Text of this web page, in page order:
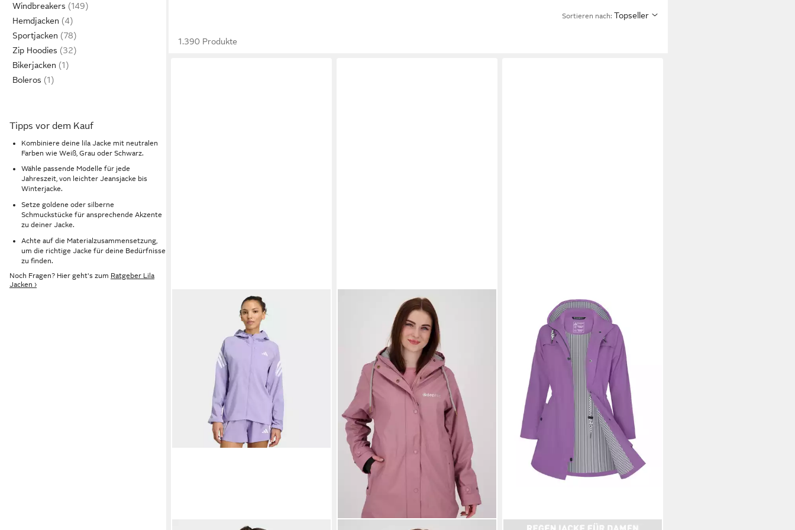
Windbreakers
Hemdjacken
Sportjacken
Zip Hoodies
Bikerjacken
Boleros
Tipps vor dem Kauf
Kombiniere deine lila Jacke mit neutralen
Farben wie Weiß, Grau oder Schwarz.
Wähle passende Modelle für jede
Jahreszeit, von leichter Jeansjacke bis
Winterjacke.
Setze goldene oder silberne
Schmuckstücke für ansprechende Akzente
zu deiner Jacke.
Achte auf die Materialzusammensetzung,
um die richtige Jacke für deine Bedürfnisse
zu finden.
Noch Fragen? Hier geht's zum Ratgeber Lila
Jacken ›
Sortieren nach: Topseller
1.390 Produkte